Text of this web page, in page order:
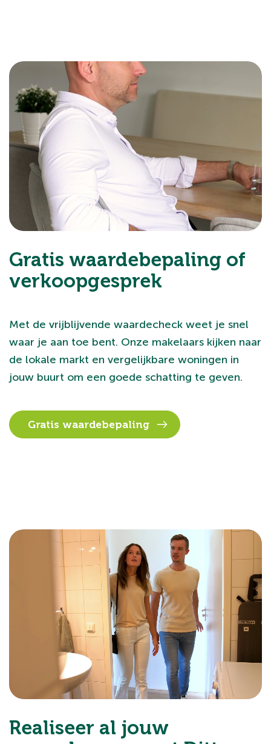
Gratis waardebepaling of
verkoopgesprek
Met de vrijblijvende waardecheck weet je snel
waar je aan toe bent. Onze makelaars kijken naar
de lokale markt en vergelijkbare woningen in
jouw buurt om een goede schatting te geven.
Gratis waardebepaling
Realiseer al jouw